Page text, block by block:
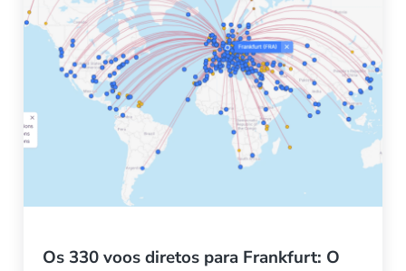
Os 330 voos diretos para Frankfurt: O